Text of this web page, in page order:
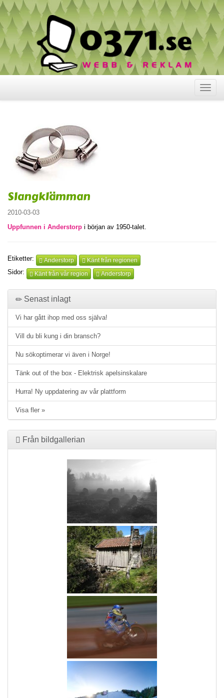
Visa
meny
Slangklämman
2010-03-03
Uppfunnen i Anderstorp i början av 1950-talet.
Etiketter: Anderstorp Känt från regionen
Sidor: Känt från vår region Anderstorp
Senast inlagt
Vi har gått ihop med oss själva!
Vill du bli kung i din bransch?
Nu sökoptimerar vi även i Norge!
Tänk out of the box - Elektrisk apelsinskalare
Hurra! Ny uppdatering av vår plattform
Visa fler »
Från bildgallerian